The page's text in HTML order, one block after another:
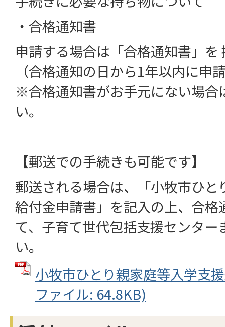
・合格通知書
申請する場合は「合格通知書」を
（合格通知の日から1年以内に申
※合格通知書がお手元にない場合
い。
【郵送での手続きも可能です】
郵送される場合は、「小牧市ひと
給付金申請書」を記入の上、合
て、子育て世代包括支援センター
い。
小牧市ひとり親家庭等入学支
ファイル: 64.8KB)